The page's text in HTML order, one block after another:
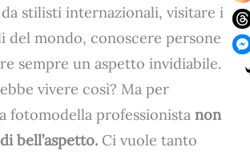
stilisti internazionali, visitare i
del mondo, conoscere persone
sempre un aspetto invidiabile.
vivere così? Ma per
fotomodella professionistanon
bell’aspetto. Ci vuole tanto